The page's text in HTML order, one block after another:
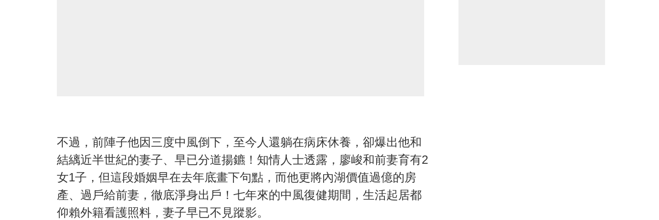
不過，前陣子他因三度中風倒下，至今人還躺在病床休養，卻爆出他和
結縭近半世紀的妻子、早已分道揚鑣！知情人士透露，廖峻和前妻育有2
女1子，但這段婚姻早在去年底畫下句點，而他更將內湖價值過億的房
產、過戶給前妻，徹底淨身出戶！七年來的中風復健期間，生活起居都
仰賴外籍看護照料，妻子早已不見蹤影。